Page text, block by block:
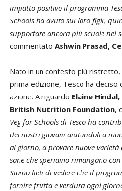
impatto positivo il programma
Schools ha avuto sui loro figli,
supportare ancora più scuole nel
commentato Ashwin Prasad,
Nato in un contesto più ristretto,
prima edizione, Tesco ha deciso
azione. A riguardo Elaine
British Nutrition Foundation,
Veg for Schools di Tesco ha
dei nostri giovani aiutandoli a
al giorno, a provare nuove
sane che speriamo rimangano
Siamo lieti di vedere che il
fornire frutta e verdura ogni